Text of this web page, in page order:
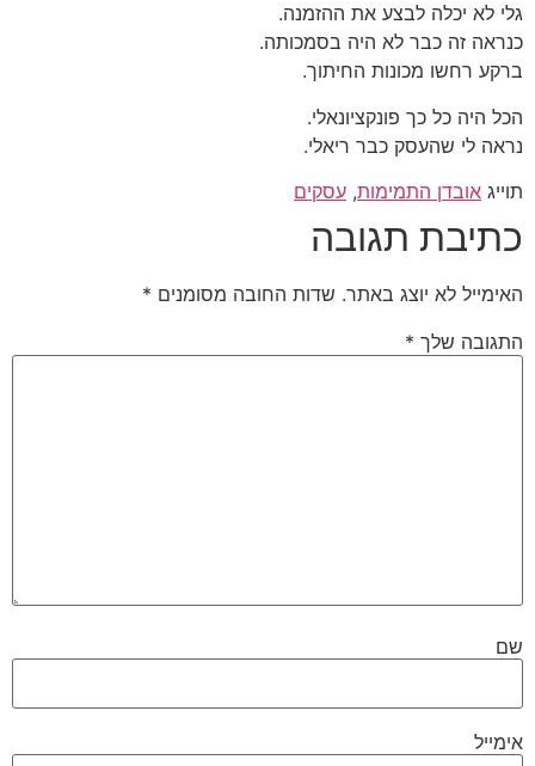
גלי לא יכלה לבצע את ההזמנה.
כנראה זה כבר לא היה בסמכותה.
ברקע רחשו מכונות החיתוך.
הכל היה כל כך פונקציונאלי.
נראה לי שהעסק כבר ריאלי.
תוייג אובדן התמימות, עסקים
כתיבת תגובה
האימייל לא יוצג באתר. שדות החובה מסומנים *
התגובה שלך *
שם
אימייל